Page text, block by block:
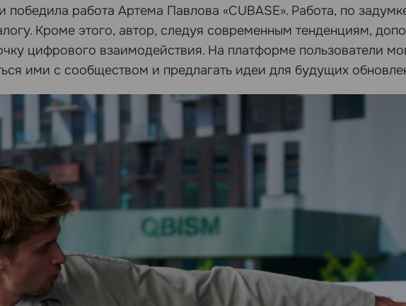
победила работа Артема Павлова «CUBASE». Работа, по
Кроме этого, автор, следуя современным тенденциям,
цифрового взаимодействия. На платформе пользователи
ими с сообществом и предлагать идеи для будущих